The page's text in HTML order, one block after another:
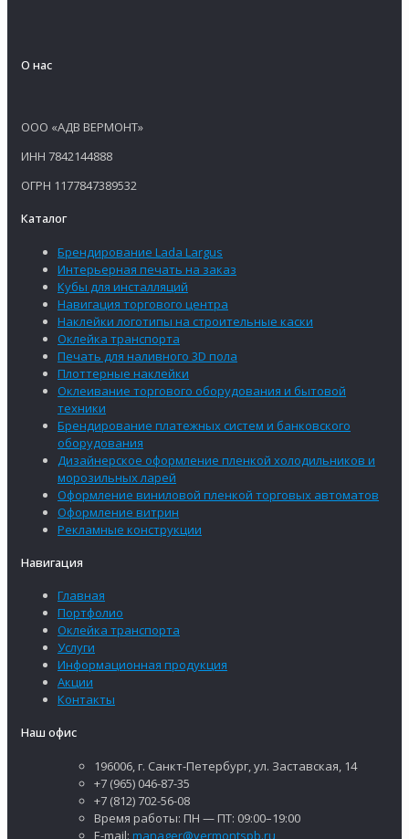
О нас
ООО «АДВ ВЕРМОНТ»
ИНН 7842144888
ОГРН 1177847389532
Каталог
Брендирование Lada Largus
Интерьерная печать на заказ
Кубы для инсталляций
Навигация торгового центра
Наклейки логотипы на строительные каски
Оклейка транспорта
Печать для наливного 3D пола
Плоттерные наклейки
Оклеивание торгового оборудования и бытовой
техники
Брендирование платежных систем и банковского
оборудования
Дизайнерское оформление пленкой холодильников и
морозильных ларей
Оформление виниловой пленкой торговых автоматов
Оформление витрин
Рекламные конструкции
Навигация
Главная
Портфолио
Оклейка транспорта
Услуги
Информационная продукция
Акции
Контакты
Наш офис
196006, г. Санкт-Петербург, ул. Заставская, 14
+7 (965) 046-87-35
+7 (812) 702-56-08
Время работы: ПН — ПТ: 09:00–19:00
E-mail: manager@vermontspb.ru